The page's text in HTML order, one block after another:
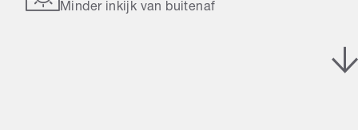
Minder inkijk van buitenaf